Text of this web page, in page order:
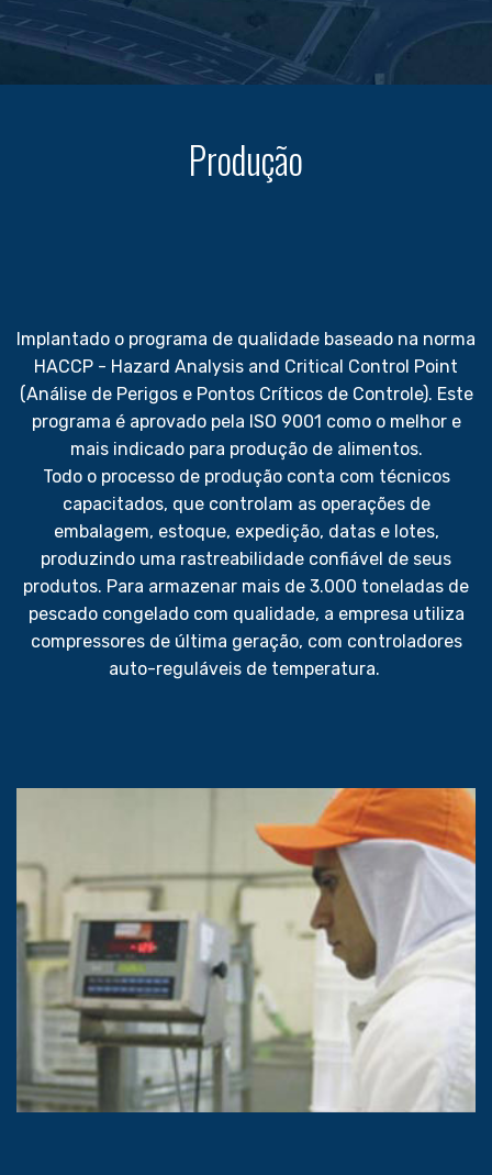
Produção
Implantado o programa de qualidade baseado na norma
HACCP - Hazard Analysis and Critical Control Point
(Análise de Perigos e Pontos Críticos de Controle). Este
programa é aprovado pela ISO 9001 como o melhor e
mais indicado para produção de alimentos.
Todo o processo de produção conta com técnicos
capacitados, que controlam as operações de
embalagem, estoque, expedição, datas e lotes,
produzindo uma rastreabilidade confiável de seus
produtos. Para armazenar mais de 3.000 toneladas de
pescado congelado com qualidade, a empresa utiliza
compressores de última geração, com controladores
auto-reguláveis de temperatura.